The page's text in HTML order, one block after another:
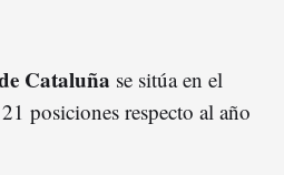
Cataluña se sitúa en el
posiciones respecto al año